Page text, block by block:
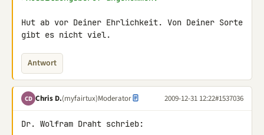
Hut ab vor Deiner Ehrlichkeit. Von Deiner Sorte
gibt es nicht viel.
Antwort
CD Chris D.(myfairtux)Moderator 2009-12-31 12:22#1537036
Dr. Wolfram Draht schrieb: